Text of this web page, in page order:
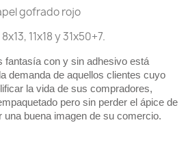
gofrado rojo
11x18 y 31x50+7.
fantasía con y sin adhesivo está
demanda de aquellos clientes cuyo
la vida de sus compradores,
pero sin perder el ápice de
una buena imagen de su comercio.